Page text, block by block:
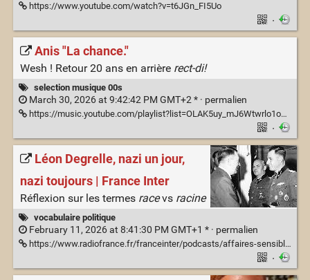
https://www.youtube.com/watch?v=t6JGn_FI5Uo
·
Anis "La chance."
Wesh ! Retour 20 ans en arrière rect-di!
selection musique 00s
March 30, 2026 at 9:42:42 PM GMT+2 * · permalien
https://music.youtube.com/playlist?list=OLAK5uy_mJ6Wtwrlo1oMuryrEKTlDsHdwE9AR5UIQ
·
Léon Degrelle, nazi un jour,
nazi toujours | France Inter
Réflexion sur les termes racevs racine
vocabulaire politique
February 11, 2026 at 8:41:30 PM GMT+1 * · permalien
https://www.radiofrance.fr/franceinter/podcasts/affaires-sensibles/affaires-sensibles-du-mercredi-07-janvier-2026-4066985
·